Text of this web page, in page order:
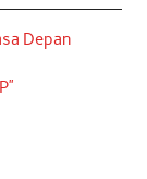
Depan